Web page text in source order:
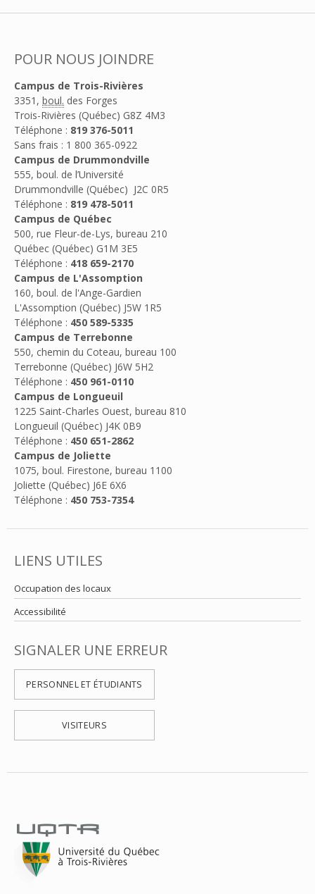
POUR NOUS JOINDRE
Campus de Trois-Rivières
3351, boul. des Forges
Trois-Rivières (Québec) G8Z 4M3
Téléphone : 819 376-5011
Sans frais : 1 800 365-0922
Campus de Drummondville
555, boul. de l’Université
Drummondville (Québec) J2C 0R5
Téléphone : 819 478-5011
Campus de Québec
500, rue Fleur-de-Lys, bureau 210
Québec (Québec) G1M 3E5
Téléphone : 418 659-2170
Campus de L'Assomption
160, boul. de l'Ange-Gardien
L'Assomption (Québec) J5W 1R5
Téléphone : 450 589-5335
Campus de Terrebonne
550, chemin du Coteau, bureau 100
Terrebonne (Québec) J6W 5H2
Téléphone : 450 961-0110
Campus de Longueuil
1225 Saint-Charles Ouest, bureau 810
Longueuil (Québec) J4K 0B9
Téléphone : 450 651-2862
Campus de Joliette
1075, boul. Firestone, bureau 1100
Joliette (Québec) J6E 6X6
Téléphone : 450 753-7354
LIENS UTILES
Occupation des locaux
Accessibilité
SIGNALER UNE ERREUR
PERSONNEL ET ÉTUDIANTS
VISITEURS